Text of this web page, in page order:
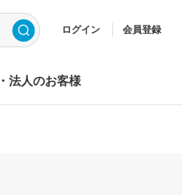
ログイン 会員登録
法人のお客様